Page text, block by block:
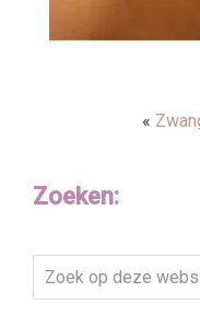
«
Zoeken:
Zoek
op